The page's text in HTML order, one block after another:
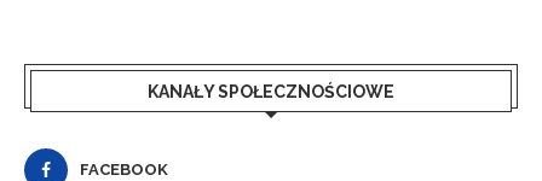
KANAŁY SPOŁECZNOŚCIOWE
FACEBOOK